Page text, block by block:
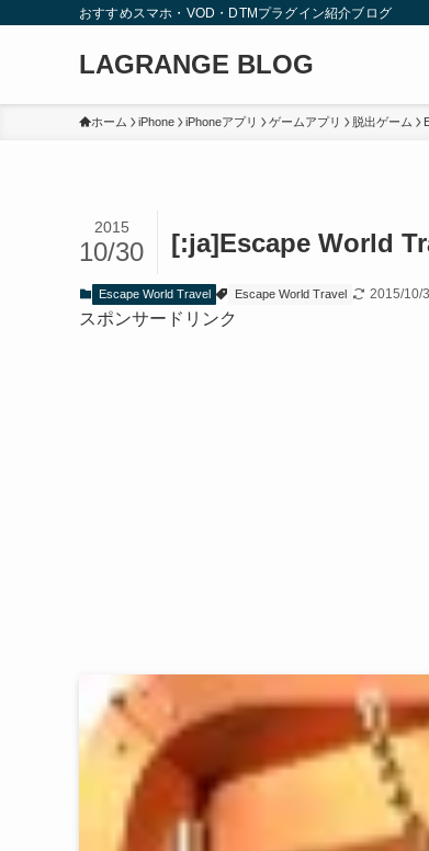
おすすめスマホ・VOD・DTMプラグイン紹介ブログ
LAGRANGE BLOG
ホーム iPhone iPhoneアプリ ゲームアプリ 脱出ゲーム
[:ja]Escape World
2015
10/30
Escape World Travel Escape World Travel 2015/10/
スポンサードリンク